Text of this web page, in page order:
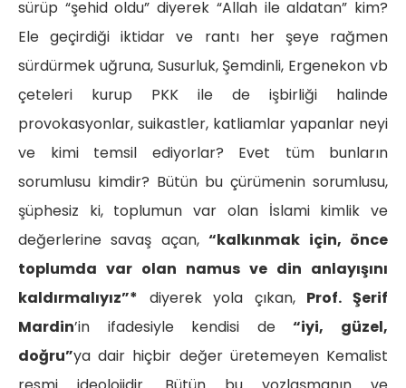
sürüp “şehid oldu” diyerek “Allah ile aldatan” kim?
Ele geçirdiği iktidar ve rantı her şeye rağmen
sürdürmek uğruna, Susurluk, Şemdinli, Ergenekon vb
çeteleri kurup PKK ile de işbirliği halinde
provokasyonlar, suikastler, katliamlar yapanlar neyi
ve kimi temsil ediyorlar? Evet tüm bunların
sorumlusu kimdir? Bütün bu çürümenin sorumlusu,
şüphesiz ki, toplumun var olan İslami kimlik ve
değerlerine savaş açan,“kalkınmak için, önce
toplumda var olan namus ve din anlayışını
kaldırmalıyız”* diyerek yola çıkan, Prof. Şerif
Mardin’in ifadesiyle kendisi de“iyi, güzel,
doğru”ya dair hiçbir değer üretemeyen Kemalist